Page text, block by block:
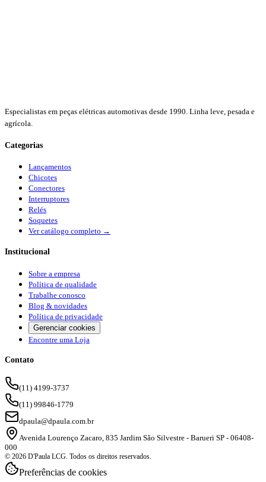
Especialistas em peças elétricas automotivas desde 1990. Linha leve, pesada e
agrícola.
Categorias
Lançamentos
Chicotes
Conectores
Interruptores
Relés
Soquetes
Ver catálogo completo →
Institucional
Sobre a empresa
Política de qualidade
Trabalhe conosco
Blog & novidades
Política de privacidade
Gerenciar cookies
Encontre uma Loja
Contato
(11) 4199-3737
(11) 99846-1779
dpaula@dpaula.com.br
Avenida Lourenço Zacaro, 835 Jardim São Silvestre - Barueri SP - 06408-
000
© 2026 D'Paula LCG. Todos os direitos reservados.
Preferências de cookies